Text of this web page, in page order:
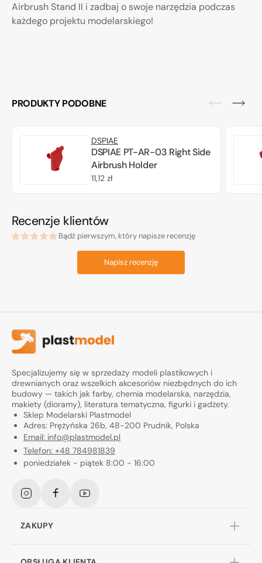
Airbrush Stand II i zadbaj o swoje narzędzia podczas
każdego projektu modelarskiego!
PRODUKTY PODOBNE
DSPIAE
DSPIAE PT-AR-03 Right Side
Airbrush Holder
Cena
11,12 zł
Recenzje klientów
Bądź pierwszym, który napisze recenzję
Napisz recenzję
Specjalizujemy się w sprzedaży modeli plastikowych i
drewnianych oraz wszelkich akcesoriów niezbędnych do ich
budowy — takich jak farby, chemia modelarska, narzędzia,
makiety (dioramy), literatura tematyczna, figurki i gadżety.
Sklep Modelarski Plastmodel
Adres: Prężyńska 26b, 48-200 Prudnik, Polska
Email: info@plastmodel.pl
Telefon: +48 784981839
poniedziałek - piątek 8:00 - 16:00
InstagramFacebookYouTube
ZAKUPY